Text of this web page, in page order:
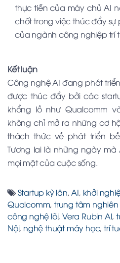
thực tiễn của máy chủ AI
chốt trong việc thúc đẩy
của ngành công nghiệp trí
Kết luận
Công nghệ AI đang phát
được thúc đẩy bởi các
khổng lồ như Qualcomm
không chỉ mở ra những cơ
thách thức về phát triển
Tương lai là những ngày
mọi mặt của cuộc sống.
Startup kỳ lân,AI, khởi
Qualcomm,trung tâm
công nghệ lõi,Vera Rubin AI,
Nội, nghệ thuật máy học,trí